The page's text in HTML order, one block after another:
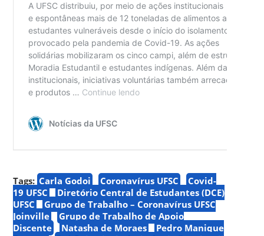
Tags: Carla Godoi Coronavírus UFSC
Covid-
19 UFSC
Diretório Central de Estudantes (DCE)
UFSC
Grupo de Trabalho – Coronavírus UFSC
Joinville
Grupo de Trabalho de Apoio
Discente
Natasha de Moraes
Pedro Manique